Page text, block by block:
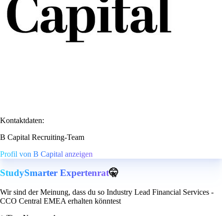
Kontaktdaten:
B Capital Recruiting-Team
Profil von B Capital anzeigen
StudySmarter Expertenrat🤫
Wir sind der Meinung, dass du so Industry Lead Financial Services -
CCO Central EMEA erhalten könntest